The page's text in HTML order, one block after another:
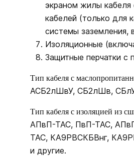
экраном жилы кабеля
кабелей (только для
системы
Изоляционные
Защитные перчатки с
Тип кабеля с
АСБ2лШвУ, СБ2лШв, СБлУ
Тип кабеля с изоляцией из
АПвП-ТАС, ПвП-ТАС,
ТАС, КА9РВСКБВнг,
и другие.